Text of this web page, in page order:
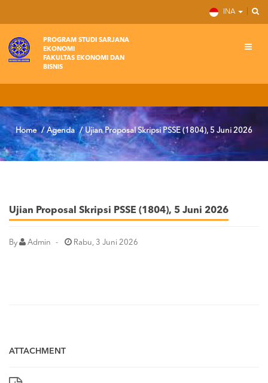
INA
PROGRAM STUDI SARJANA
EKONOMI
FAKULTAS EKONOMI DAN
BISNIS
Home Agenda Ujian Proposal Skripsi PSSE (1804), 5 Juni 2026
Ujian Proposal Skripsi PSSE (1804), 5 Juni 2026
By Admin Rabu, 3 Juni 2026
ATTACHMENT